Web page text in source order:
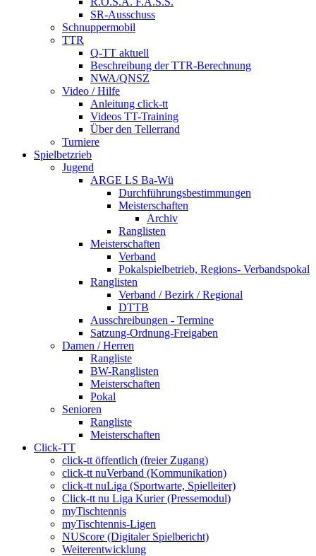
SR-Ausschuss
Schnuppermobil
TTR
Q-TT aktuell
Beschreibung der TTR-Berechnung
NWA/QNSZ
Video / Hilfe
Anleitung click-tt
Videos TT-Training
Über den Tellerrand
Turniere
Spielbetzrieb
Jugend
ARGE LS Ba-Wü
Durchführungsbestimmungen
Meisterschaften
Archiv
Ranglisten
Meisterschaften
Verband
Pokalspielbetrieb, Regions- Verbandspokal
Ranglisten
Verband / Bezirk / Regional
DTTB
Ausschreibungen - Termine
Satzung-Ordnung-Freigaben
Damen / Herren
Rangliste
BW-Ranglisten
Meisterschaften
Pokal
Senioren
Rangliste
Meisterschaften
Click-TT
click-tt öffentlich (freier Zugang)
click-tt nuVerband (Kommunikation)
click-tt nuLiga (Sportwarte, Spielleiter)
Click-tt nu Liga Kurier (Pressemodul)
myTischtennis
myTischtennis-Ligen
NUScore (Digitaler Spielbericht)
Weiterentwicklung